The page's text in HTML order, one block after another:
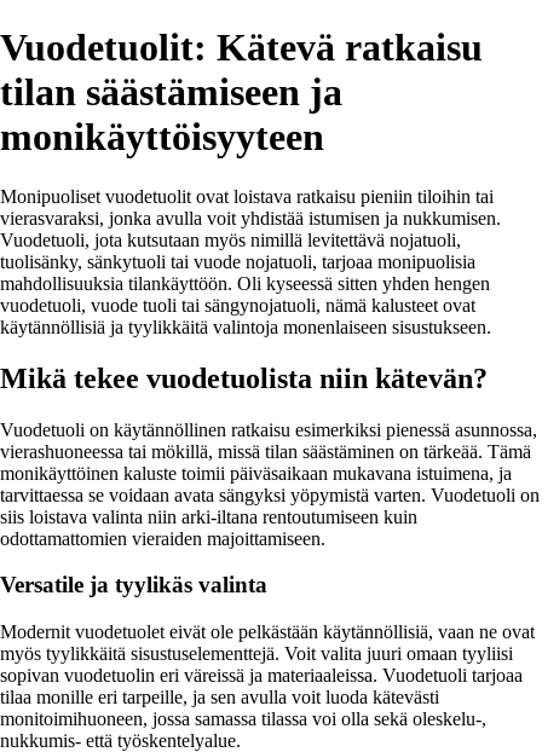
Vuodetuolit: Kätevä ratkaisu
tilan säästämiseen ja
monikäyttöisyyteen
Monipuoliset vuodetuolit ovat loistava ratkaisu pieniin tiloihin tai
vierasvaraksi, jonka avulla voit yhdistää istumisen ja nukkumisen.
Vuodetuoli, jota kutsutaan myös nimillä levitettävä nojatuoli,
tuolisänky, sänkytuoli tai vuode nojatuoli, tarjoaa monipuolisia
mahdollisuuksia tilankäyttöön. Oli kyseessä sitten yhden hengen
vuodetuoli, vuode tuoli tai sängynojatuoli, nämä kalusteet ovat
käytännöllisiä ja tyylikkäitä valintoja monenlaiseen sisustukseen.
Mikä tekee vuodetuolista niin kätevän?
Vuodetuoli on käytännöllinen ratkaisu esimerkiksi pienessä asunnossa,
vierashuoneessa tai mökillä, missä tilan säästäminen on tärkeää. Tämä
monikäyttöinen kaluste toimii päiväsaikaan mukavana istuimena, ja
tarvittaessa se voidaan avata sängyksi yöpymistä varten. Vuodetuoli on
siis loistava valinta niin arki-iltana rentoutumiseen kuin
odottamattomien vieraiden majoittamiseen.
Versatile ja tyylikäs valinta
Modernit vuodetuolet eivät ole pelkästään käytännöllisiä, vaan ne ovat
myös tyylikkäitä sisustuselementtejä. Voit valita juuri omaan tyyliisi
sopivan vuodetuolin eri väreissä ja materiaaleissa. Vuodetuoli tarjoaa
tilaa monille eri tarpeille, ja sen avulla voit luoda kätevästi
monitoimihuoneen, jossa samassa tilassa voi olla sekä oleskelu-,
nukkumis- että työskentelyalue.